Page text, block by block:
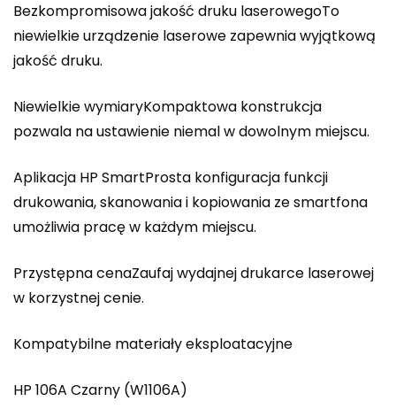
Bezkompromisowa jakość druku laserowegoTo
niewielkie urządzenie laserowe zapewnia wyjątkową
jakość druku.
Niewielkie wymiaryKompaktowa konstrukcja
pozwala na ustawienie niemal w dowolnym miejscu.
Aplikacja HP SmartProsta konfiguracja funkcji
drukowania, skanowania i kopiowania ze smartfona
umożliwia pracę w każdym miejscu.
Przystępna cenaZaufaj wydajnej drukarce laserowej
w korzystnej cenie.
Kompatybilne materiały eksploatacyjne
HP 106A Czarny (W1106A)